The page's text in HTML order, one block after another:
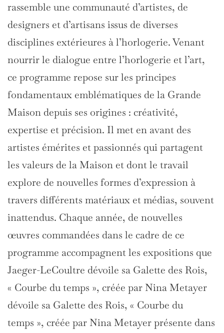
rassemble une communauté d’artistes, de
designers et d’artisans issus de diverses
disciplines extérieures à l’horlogerie. Venant
nourrir le dialogue entre l’horlogerie et l’art,
ce programme repose sur les principes
fondamentaux emblématiques de la Grande
Maison depuis ses origines : créativité,
expertise et précision. Il met en avant des
artistes émérites et passionnés qui partagent
les valeurs de la Maison et dont le travail
explore de nouvelles formes d’expression à
travers différents matériaux et médias, souvent
inattendus. Chaque année, de nouvelles
œuvres commandées dans le cadre de ce
programme accompagnent les expositions que
Jaeger-LeCoultre dévoile sa Galette des Rois,
« Courbe du temps », créée par Nina Metayer
dévoile sa Galette des Rois, « Courbe du
temps », créée par Nina Metayer présente dans